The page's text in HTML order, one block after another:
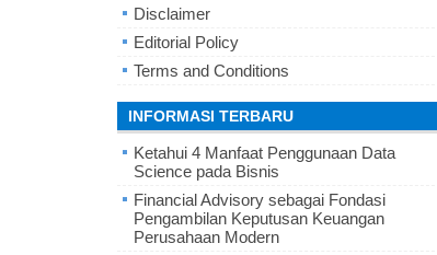
Disclaimer
Editorial Policy
Terms and Conditions
INFORMASI TERBARU
Ketahui 4 Manfaat Penggunaan Data
Science pada Bisnis
Financial Advisory sebagai Fondasi
Pengambilan Keputusan Keuangan
Perusahaan Modern